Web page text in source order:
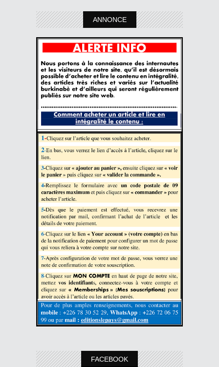
ANNONCE
FACEBOOK